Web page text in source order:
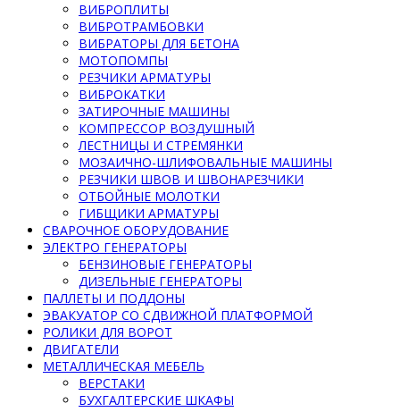
ВИБРОПЛИТЫ
ВИБРОТРАМБОВКИ
ВИБРАТОРЫ ДЛЯ БЕТОНА
МОТОПОМПЫ
РЕЗЧИКИ АРМАТУРЫ
ВИБРОКАТКИ
ЗАТИРОЧНЫЕ МАШИНЫ
КОМПРЕССОР ВОЗДУШНЫЙ
ЛЕСТНИЦЫ И СТРЕМЯНКИ
МОЗАИЧНО-ШЛИФОВАЛЬНЫЕ МАШИНЫ
РЕЗЧИКИ ШВОВ И ШВОНАРЕЗЧИКИ
ОТБОЙНЫЕ МОЛОТКИ
ГИБЩИКИ АРМАТУРЫ
СВАРОЧНОЕ ОБОРУДОВАНИЕ
ЭЛЕКТРО ГЕНЕРАТОРЫ
БЕНЗИНОВЫЕ ГЕНЕРАТОРЫ
ДИЗЕЛЬНЫЕ ГЕНЕРАТОРЫ
ПАЛЛЕТЫ И ПОДДОНЫ
ЭВАКУАТОР СО СДВИЖНОЙ ПЛАТФОРМОЙ
РОЛИКИ ДЛЯ ВОРОТ
ДВИГАТЕЛИ
МЕТАЛЛИЧЕСКАЯ МЕБЕЛЬ
ВЕРСТАКИ
БУХГАЛТЕРСКИЕ ШКАФЫ